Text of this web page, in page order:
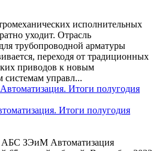
исполнительных
уходит. Отрасль
трубопроводной арматуры
переходя от традиционных
приводов к новым
системам управл...
Итоги полугодия
ЗЭиМ Автоматизация